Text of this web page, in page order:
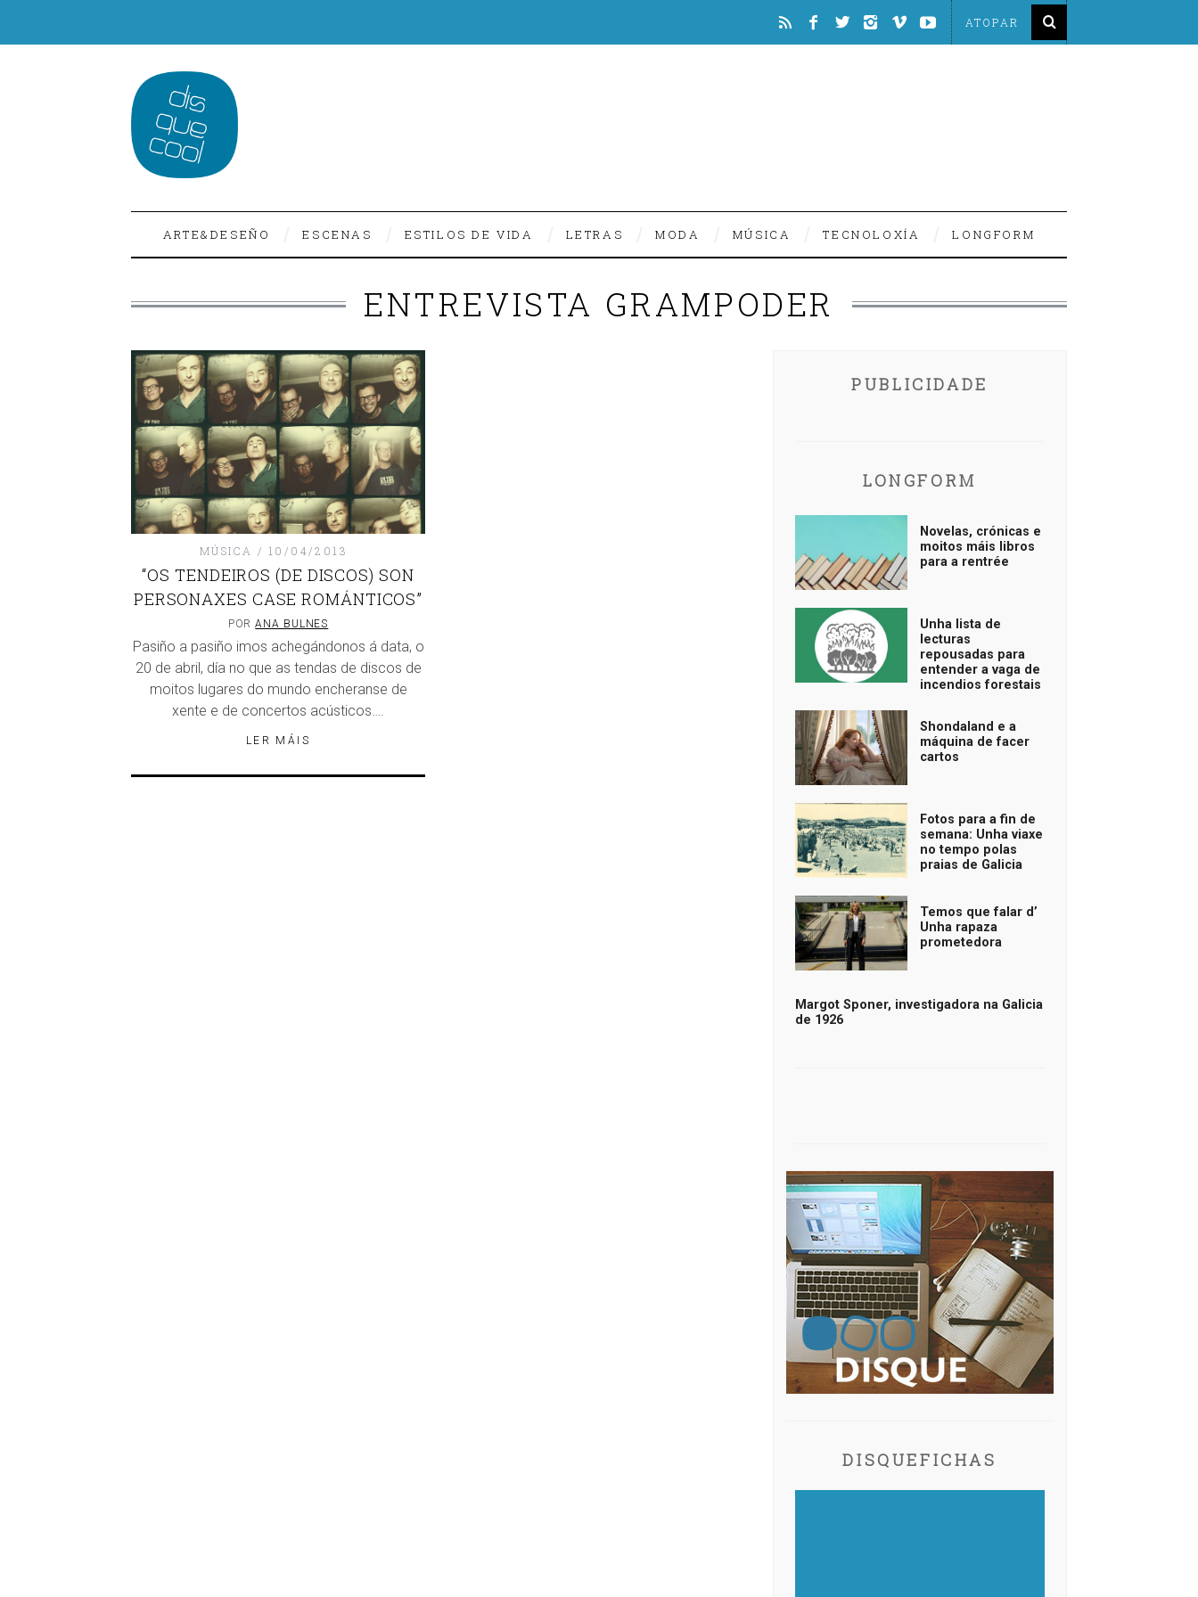
ARTE&DESEÑO ESCENAS ESTILOS DE VIDA LETRAS MODA MÚSICA TECNOLOXÍA LONGFORM
ENTREVISTA GRAMPODER
MÚSICA 10/04/2013
“OS TENDEIROS (DE DISCOS) SON
PERSONAXES CASE ROMÁNTICOS”
PORANA BULNES
Pasiño a pasiño imos achegándonos á data, o
20 de abril, día no que as tendas de discos de
moitos lugares do mundo encheranse de
xente e de concertos acústicos….
LER MÁIS
PUBLICIDADE
LONGFORM
Novelas, crónicas e
moitos máis libros
para a rentrée
Unha lista de
lecturas
repousadas para
entender a vaga de
incendios forestais
Shondaland e a
máquina de facer
cartos
Fotos para a fin de
semana: Unha viaxe
no tempo polas
praias de Galicia
Temos que falar d’
Unha rapaza
prometedora
Margot Sponer, investigadora na Galicia
de 1926
DISQUEFICHAS